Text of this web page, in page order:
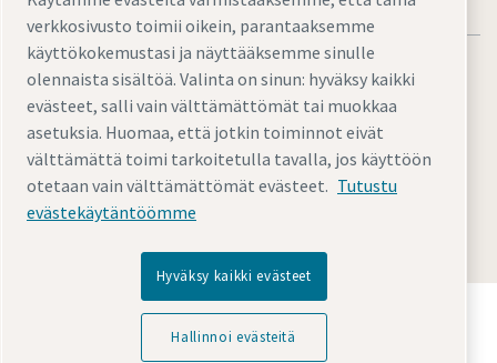
Oikeudelliset ja tietosuojaa koskevat ilmoitukset
Hallinnoi evästeitäSaavutettavuusSivustokartta
Tutustu, miten Atlas Copco Group mahdollistaa
teknologian, joka muuttaa tulevaisuuden.
verkkosivusto toimii oikein, parantaaksemme
käyttökokemustasi ja näyttääksemme sinulle
olennaista sisältöä. Valinta on sinun: hyväksy kaikki
evästeet, salli vain välttämättömät tai muokkaa
asetuksia. Huomaa, että jotkin toiminnot eivät
välttämättä toimi tarkoitetulla tavalla, jos käyttöön
otetaan vain välttämättömät evästeet. Tutustu
evästekäytäntöömme
Hyväksy kaikki evästeet
Hallinnoi evästeitä